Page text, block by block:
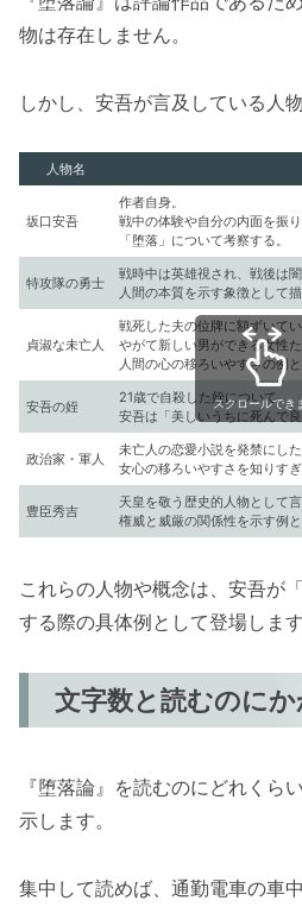
物は存在しません。
しかし、安吾が言及している人
人物名
坂口安吾
作者自身。
戦中の体験や自分の内面を振
「堕落」について考察する。
特攻隊の勇士
戦時中は英雄視され、戦後は
人間の本質を示す象徴として描
貞淑な未亡人
戦死した夫の位牌に額ずいてい
やがて新しい男ができる女性た
人間の心の移ろいやすさの例
安吾の姪
21歳で自殺した姪について、
安吾は「美しいうちに死んで
政治家・軍人
未亡人の恋愛小説を発禁にした
女心の移ろいやすさを知りす
豊臣秀吉
天皇を敬う歴史的人物として言
権威と威厳の関係性を示す例と
スクロールでき
これらの人物や概念は、安吾が
する際の具体例として登場します
文字数と読むのに
『堕落論』を読むのにどれくら
示します。
集中して読めば、通勤電車の車